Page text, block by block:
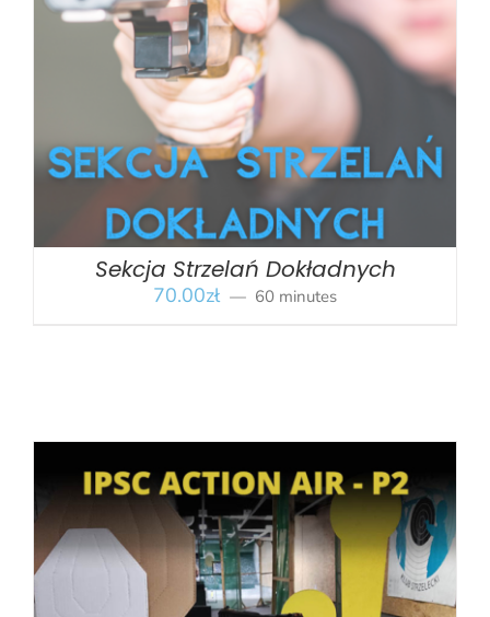
BOOK SZCZEGÓŁY
Sekcja Strzelań Dokładnych
70.00zł 60 minutes